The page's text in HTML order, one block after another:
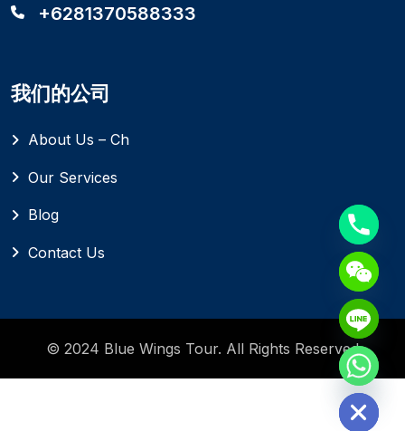
+6281370588333
我们的公司
About Us – Ch
Our Services
Blog
Contact Us
© 2024 Blue Wings Tour. All Rights Reserved
Hide chaty